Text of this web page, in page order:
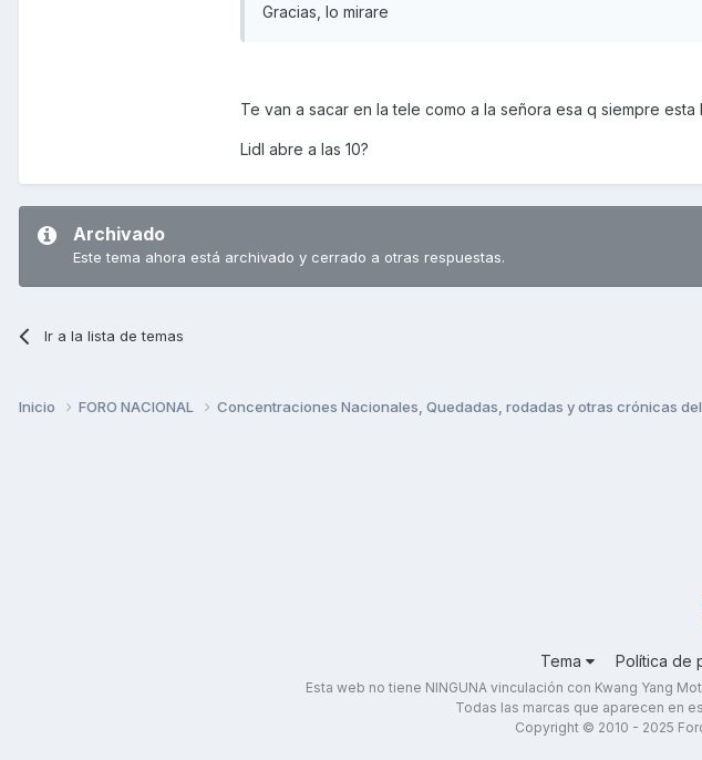
Gracias, lo mirare
Te van a sacar en la tele como a la señora esa q siempre
Lidl abre a las 10?
Archivado
Este tema ahora está archivado y cerrado a otras respuestas.
Ir a la lista de temas
Inicio FORO NACIONAL Concentraciones Nacionales, Quedadas, rodadas y otras crónicas
Tema Política de
Esta web no tiene NINGUNA vinculación con Kwang Yang
Todas las marcas que aparecen en
Copyright © 2010 - 2025